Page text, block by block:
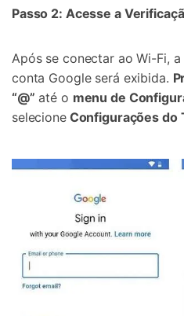
Passo 2: Acesse a
Após se conectar ao Wi-Fi,
conta Google será exibida.
“@” até o menu de
selecioneConfigurações do